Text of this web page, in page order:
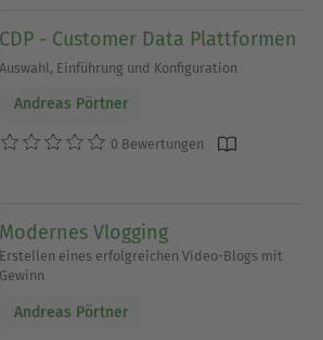
CDP - Customer Data Plattformen
Auswahl, Einführung und Konfiguration
Andreas Pörtner
0 Bewertungen
Modernes Vlogging
Erstellen eines erfolgreichen Video-Blogs mit
Gewinn
Andreas Pörtner